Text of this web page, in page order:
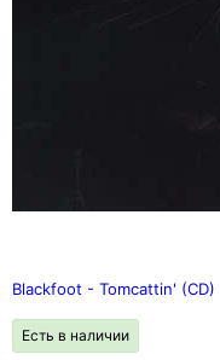
Blackfoot - Tomcattin' (CD)
Есть в наличии